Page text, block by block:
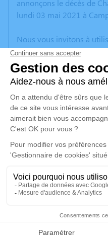
Faire-part
annonçons le décès de
lundi 03 mai 2021 à
Nous vous invitons à
vos condoléances,
anecdote ou exprimer vos
poèmes ou des textes.
d'expression dédié à
DELOFFRE.
Un service de plantation
disponible ici.
Cérémonie
Église Saint
Carembault